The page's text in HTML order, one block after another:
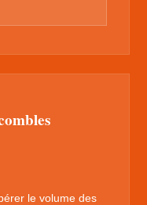
le volume des